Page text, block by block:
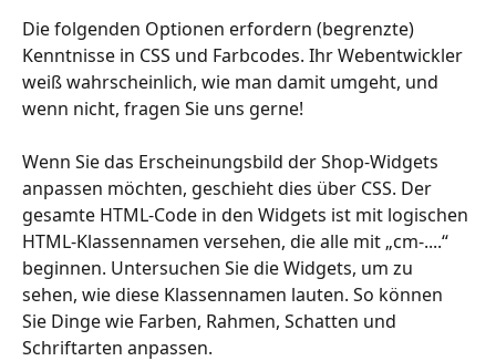
Die folgenden Optionen erfordern (begrenzte)
Kenntnisse in CSS und Farbcodes. Ihr Webentwickler
weiß wahrscheinlich, wie man damit umgeht, und
wenn nicht, fragen Sie uns gerne!
Wenn Sie das Erscheinungsbild der Shop-Widgets
anpassen möchten, geschieht dies über CSS. Der
gesamte HTML-Code in den Widgets ist mit logischen
HTML-Klassennamen versehen, die alle mit „cm-....“
beginnen. Untersuchen Sie die Widgets, um zu
sehen, wie diese Klassennamen lauten. So können
Sie Dinge wie Farben, Rahmen, Schatten und
Schriftarten anpassen.